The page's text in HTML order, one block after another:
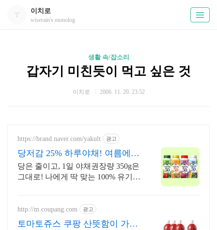
이치로
wiserain's monolog
생활 속/잡소리
갑자기 미친듯이 먹고 싶은 것
이치로 2006. 11. 20. 23:52
https://brand.naver.com/yakult 광고
당저감 25% 하루야채! 여름에도
하루야채로 관리해요
당은 줄이고, 1일 야채권장량 350g은
그대로! 나에게 딱 맞는 100% 유기농
http://m.coupang.com 광고
토마토쥬스 쿠팡 산뜻함이 가득